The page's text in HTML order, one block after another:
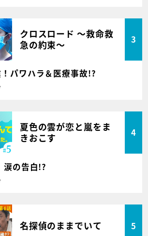
クロスロード ～救命救
急の約束～
3
パワハラ＆医療事故!?
夏色の雲が恋と嵐をま
きおこす
4
涙の告白!?
名探偵のままでいて 5